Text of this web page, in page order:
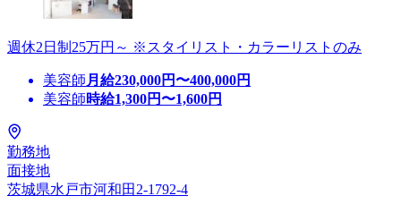
週休2日制25万円～ ※スタイリスト・カラーリストのみ
美容師 月給230,000円〜400,000円
美容師時給1,300円〜1,600円
勤務地
面接地
茨城県水戸市河和田2-1792-4